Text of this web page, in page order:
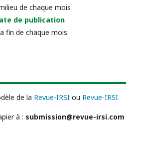
de chaque mois
de publication
fin de chaque mois
de la Revue-IRSI ou Revue-IRSI
à : submission@revue-irsi.com